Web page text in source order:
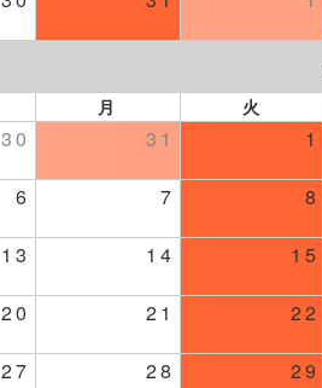
月 火
30 31 1
6 7 8
13 14 15
20 21 22
27 28 29